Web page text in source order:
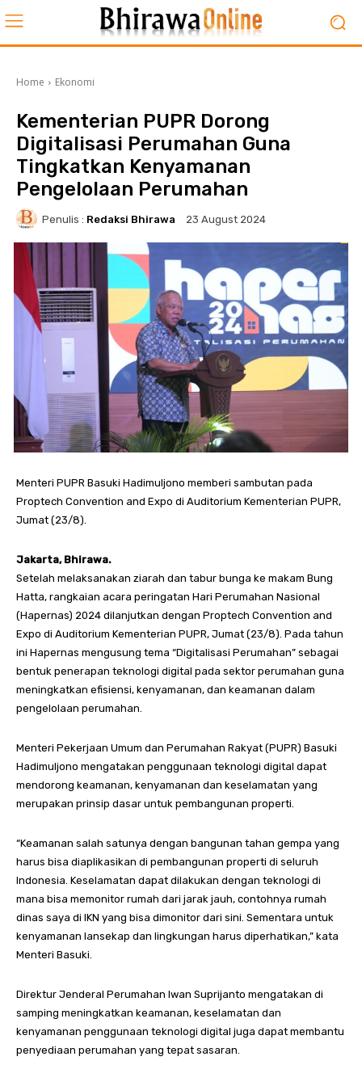
Home Ekonomi
Kementerian PUPR Dorong
Digitalisasi Perumahan Guna
Tingkatkan Kenyamanan
Pengelolaan Perumahan
Penulis : Redaksi Bhirawa 23 August 2024
Menteri PUPR Basuki Hadimuljono memberi sambutan pada
Proptech Convention and Expo di Auditorium Kementerian PUPR,
Jumat (23/8).
Jakarta, Bhirawa.
Setelah melaksanakan ziarah dan tabur bunga ke makam Bung
Hatta, rangkaian acara peringatan Hari Perumahan Nasional
(Hapernas) 2024 dilanjutkan dengan Proptech Convention and
Expo di Auditorium Kementerian PUPR, Jumat (23/8). Pada tahun
ini Hapernas mengusung tema “Digitalisasi Perumahan” sebagai
bentuk penerapan teknologi digital pada sektor perumahan guna
meningkatkan efisiensi, kenyamanan, dan keamanan dalam
pengelolaan perumahan.
Menteri Pekerjaan Umum dan Perumahan Rakyat (PUPR) Basuki
Hadimuljono mengatakan penggunaan teknologi digital dapat
mendorong keamanan, kenyamanan dan keselamatan yang
merupakan prinsip dasar untuk pembangunan properti.
“Keamanan salah satunya dengan bangunan tahan gempa yang
harus bisa diaplikasikan di pembangunan properti di seluruh
Indonesia. Keselamatan dapat dilakukan dengan teknologi di
mana bisa memonitor rumah dari jarak jauh, contohnya rumah
dinas saya di IKN yang bisa dimonitor dari sini. Sementara untuk
kenyamanan lansekap dan lingkungan harus diperhatikan,” kata
Menteri Basuki.
Direktur Jenderal Perumahan Iwan Suprijanto mengatakan di
samping meningkatkan keamanan, keselamatan dan
kenyamanan penggunaan teknologi digital juga dapat membantu
penyediaan perumahan yang tepat sasaran.